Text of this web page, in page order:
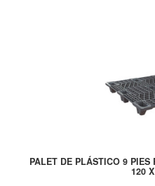
PALET DE PLÁSTICO 9
120